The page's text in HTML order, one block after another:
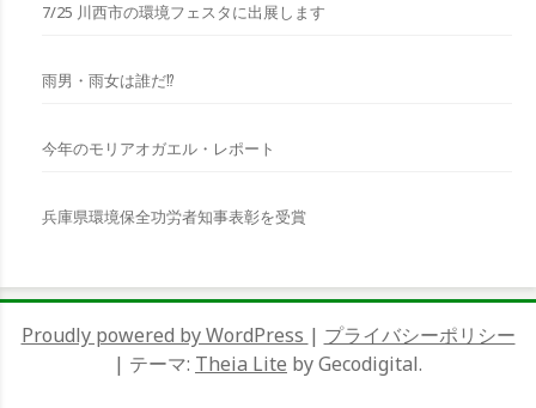
7/25 川西市の環境フェスタに出展します
雨男・雨女は誰だ⁉︎
今年のモリアオガエル・レポート
兵庫県環境保全功労者知事表彰を受賞
Proudly powered by WordPress | プライバシーポリシー
| テーマ: Theia Lite by Gecodigital.